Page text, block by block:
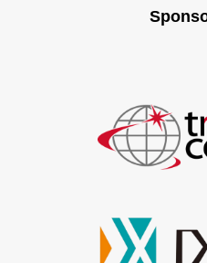
で、あらかじめご了承くださ
トランスコスモス株式会社
trans＋(トランスプラス) 編集
CX事業統括 DX推進本部 CX
電話：050-1752-0782
個人情報の取り扱いについて